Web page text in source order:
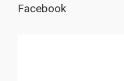
Facebook